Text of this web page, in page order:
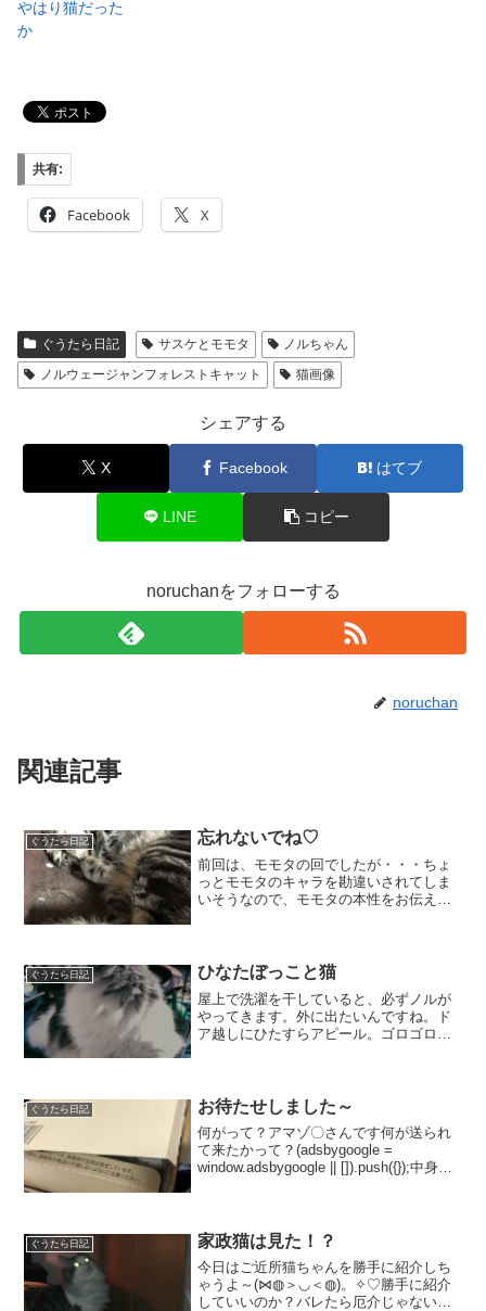
やはり猫だった
か
共有:
Facebook X
ぐうたら日記 サスケとモモタ
ノルちゃん
ノルウェージャンフォレストキャット
猫画像
シェアする
X Facebook はてブ
LINE コピー
noruchanをフォローする
noruchan
関連記事
ぐうたら日記 忘れないでね♡
前回は、モモタの回でしたが・・・ちょ
っとモモタのキャラを勘違いされてしま
いそうなので、モモタの本性をお伝えす
猫サスケくん。そういえば...
ぐうたら日記 ひなたぼっこと猫
屋上で洗濯を干していると、必ずノルが
やってきます。外に出たいんですね。ド
ア越しにひたすらアピール。ゴロゴロっ
線の先には・・・コヤツ（...
ぐうたら日記 お待たせしました～
何がって？アマゾ〇さんです何が送られ
て来たかって？(adsbygoogle =
window.adsbygoogle || []).push({});中身は
ぐうたら日記 家政猫は見た！？
今日はご近所猫ちゃんを勝手に紹介しち
ゃうよ～(⋈◍＞◡＜◍)。✧♡勝手に紹介
していいのか？バレたら厄介じゃない？